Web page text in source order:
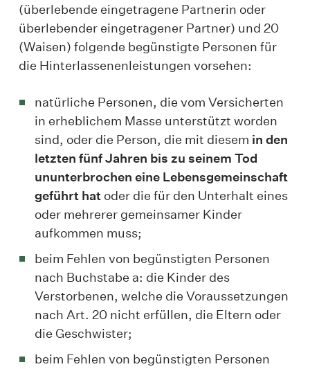
(überlebende eingetragene Partnerin oder
überlebender eingetragener Partner) und 20
(Waisen) folgende begünstigte Personen für
die Hinterlassenenleistungen vorsehen:
natürliche Personen, die vom Versicherten
in erheblichem Masse unterstützt worden
sind, oder die Person, die mit diesem in den
letzten fünf Jahren bis zu seinem Tod
ununterbrochen eine Lebensgemeinschaft
geführt hat oder die für den Unterhalt eines
oder mehrerer gemeinsamer Kinder
aufkommen muss;
beim Fehlen von begünstigten Personen
nach Buchstabe a: die Kinder des
Verstorbenen, welche die Voraussetzungen
nach Art. 20 nicht erfüllen, die Eltern oder
die Geschwister;
beim Fehlen von begünstigten Personen